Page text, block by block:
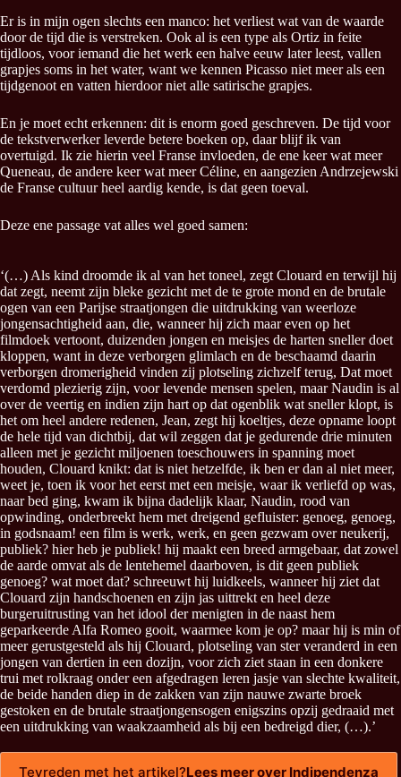
Er is in mijn ogen slechts een manco: het verliest wat van de waarde
door de tijd die is verstreken. Ook al is een type als Ortiz in feite
tijdloos, voor iemand die het werk een halve eeuw later leest, vallen
grapjes soms in het water, want we kennen Picasso niet meer als een
tijdgenoot en vatten hierdoor niet alle satirische grapjes.
En je moet echt erkennen: dit is enorm goed geschreven. De tijd voor
de tekstverwerker leverde betere boeken op, daar blijf ik van
overtuigd. Ik zie hierin veel Franse invloeden, de ene keer wat meer
Queneau, de andere keer wat meer Céline, en aangezien Andrzejewski
de Franse cultuur heel aardig kende, is dat geen toeval.
Deze ene passage vat alles wel goed samen:
‘(…) Als kind droomde ik al van het toneel, zegt Clouard en terwijl hij
dat zegt, neemt zijn bleke gezicht met de te grote mond en de brutale
ogen van een Parijse straatjongen die uitdrukking van weerloze
jongensachtigheid aan, die, wanneer hij zich maar even op het
filmdoek vertoont, duizenden jongen en meisjes de harten sneller doet
kloppen, want in deze verborgen glimlach en de beschaamd daarin
verborgen dromerigheid vinden zij plotseling zichzelf terug, Dat moet
verdomd plezierig zijn, voor levende mensen spelen, maar Naudin is al
over de veertig en indien zijn hart op dat ogenblik wat sneller klopt, is
het om heel andere redenen, Jean, zegt hij koeltjes, deze opname loopt
de hele tijd van dichtbij, dat wil zeggen dat je gedurende drie minuten
alleen met je gezicht miljoenen toeschouwers in spanning moet
houden, Clouard knikt: dat is niet hetzelfde, ik ben er dan al niet meer,
weet je, toen ik voor het eerst met een meisje, waar ik verliefd op was,
naar bed ging, kwam ik bijna dadelijk klaar, Naudin, rood van
opwinding, onderbreekt hem met dreigend gefluister: genoeg, genoeg,
in godsnaam! een film is werk, werk, en geen gezwam over neukerij,
publiek? hier heb je publiek! hij maakt een breed armgebaar, dat zowel
de aarde omvat als de lentehemel daarboven, is dit geen publiek
genoeg? wat moet dat? schreeuwt hij luidkeels, wanneer hij ziet dat
Clouard zijn handschoenen en zijn jas uittrekt en heel deze
burgeruitrusting van het idool der menigten in de naast hem
geparkeerde Alfa Romeo gooit, waarmee kom je op? maar hij is min of
meer gerustgesteld als hij Clouard, plotseling van ster veranderd in een
jongen van dertien in een dozijn, voor zich ziet staan in een donkere
trui met rolkraag onder een afgedragen leren jasje van slechte kwaliteit,
de beide handen diep in de zakken van zijn nauwe zwarte broek
gestoken en de brutale straatjongensogen enigszins opzij gedraaid met
een uitdrukking van waakzaamheid als bij een bedreigd dier, (…).’
Tevreden met het artikel?Lees meer over Indipendenza